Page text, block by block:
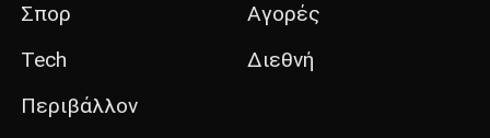
Σπορ
Tech
Περιβάλλον
Αγορές
Διεθνή